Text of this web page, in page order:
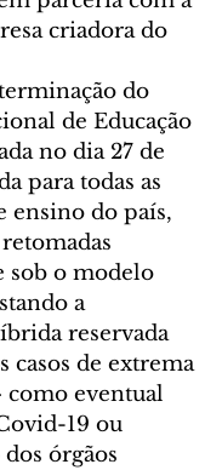
criadora do
do
de Educação
no dia 27 de
para todas as
ensino do país,
sob o modelo
a
reservada
casos de extrema
como eventual
19 ou
órgãos